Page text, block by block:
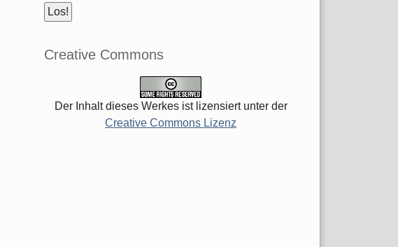
Creative Commons
Der Inhalt dieses Werkes ist lizensiert unter der
Creative Commons Lizenz